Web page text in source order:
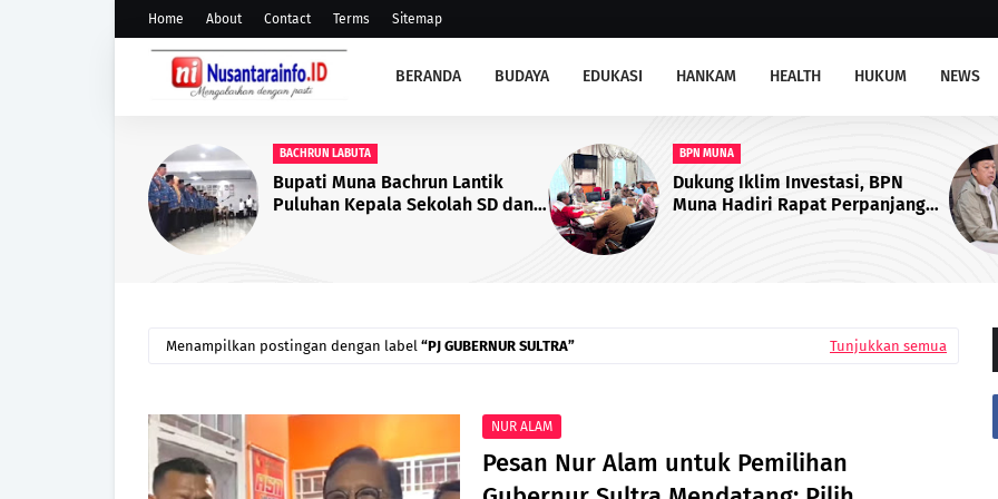
Home About Contact Terms Sitemap
BERANDA BUDAYA EDUKASI HANKAM HEALTH HUKUM NEWS
BPN MUNA
Dukung Iklim Investasi, BPN
Muna Hadiri Rapat Perpanjangan
ATR/BPN RI
Kementerian ATR/BPN Gelar Uji
Coba Layanan Peralihan Hak 10
Menampilkan postingan dengan label PJ GUBERNUR SULTRA Tunjukkan semua
NUR ALAM
Pesan Nur Alam untuk Pemilihan